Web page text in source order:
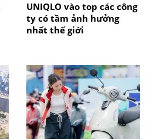
UNIQLO vào top các công
ty có tầm ảnh hưởng
nhất thế giới